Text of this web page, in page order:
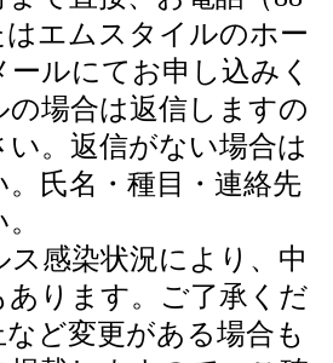
はエムスタイルのホー
ルにてお申し込みく
場合は返信しますの
。返信がない場合は
氏名・種目・連絡先
ス感染状況により、中
あります。ご了承くだ
ど変更がある場合も